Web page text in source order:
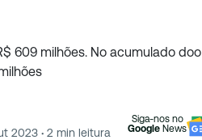
609 milhões. No acumulado doo
2023 · 2 min leitura
Siga-nos no
Google News